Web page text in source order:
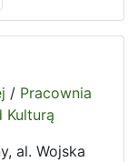
/ Pracownia
Kulturą
al. Wojska